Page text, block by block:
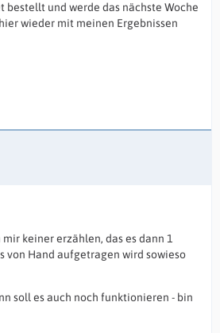
bestellt und werde das nächste Woche
wieder mit meinen Ergebnissen
keiner erzählen, das es dann 1
von Hand aufgetragen wird sowieso
soll es auch noch funktionieren - bin